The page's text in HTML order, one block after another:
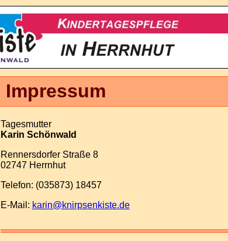
Impressum
Tagesmutter
Karin Schönwald
Rennersdorfer Straße 8
02747 Herrnhut
Telefon: (035873) 18457
E-Mail: karin@knirpsenkiste.de